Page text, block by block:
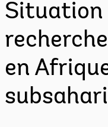
Situation
en